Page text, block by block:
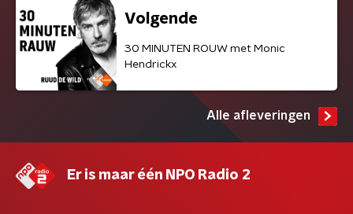
Volgende
30 MINUTEN ROUW met Monic
Hendrickx
Alle afleveringen
Er is maar één NPO Radio 2